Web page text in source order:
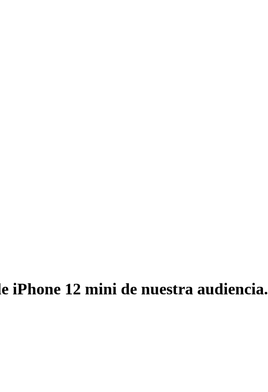
iPhone 12 mini de nuestra audiencia.